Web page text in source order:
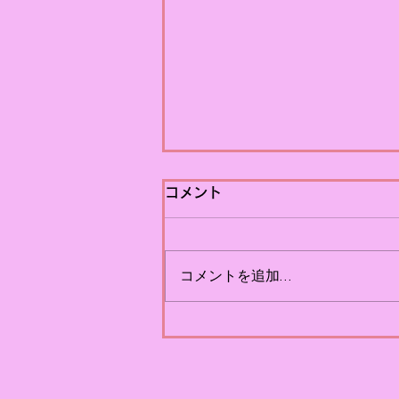
【PRコラム】ワールドカッ
プから学ぶPRのタイミング
2026がスペインの優勝で幕を閉
じました。 6月11日（日本時間
コメント
コメントを追加…